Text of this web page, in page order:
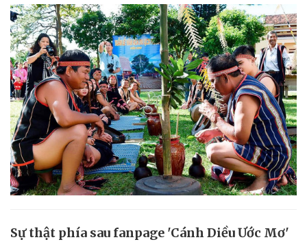
Sự thật phía sau fanpage 'Cánh Diều Ước Mơ'